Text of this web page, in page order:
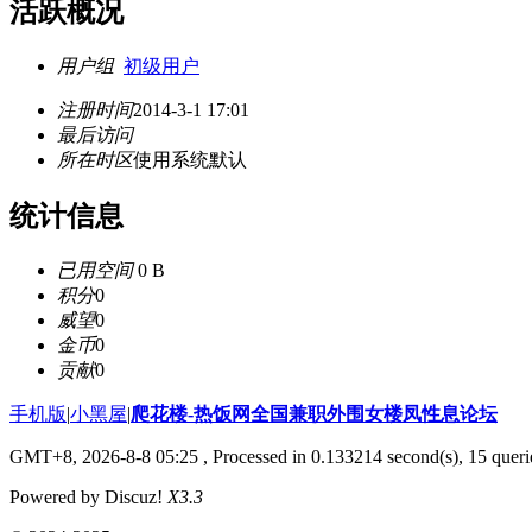
活跃概况
用户组 初级用户
注册时间2014-3-1 17:01
最后访问
所在时区使用系统默认
统计信息
已用空间0 B
积分0
威望0
金币0
贡献0
手机版|小黑屋|爬花楼-热饭网全国兼职外围女楼凤性息论坛
GMT+8, 2026-8-8 05:25 , Processed in 0.133214 second(s), 15
Powered by Discuz! X3.3